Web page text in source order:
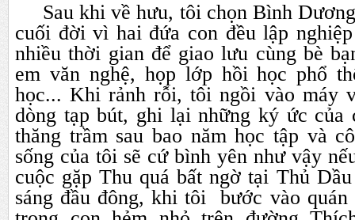
Sau khi về hưu, tôi chọn Bình
cuối đời vì hai đứa con đều lập
nhiều thời gian để giao lưu cùng bè
em văn nghệ, họp lớp hồi học phổ
học... Khi rảnh rỗi, tôi ngồi vào máy
dòng tạp bút, ghi lại những ký ức của
thăng trầm sau bao năm học tập và
sống của tôi sẽ cứ bình yên như vậy
cuộc gặp Thu quá bất ngờ tại Thủ
sáng đầu đông, khi tôi bước vào quán